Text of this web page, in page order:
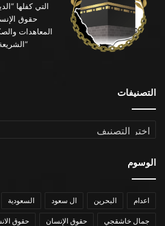
التي كفلها
حقوق
المعاهدات
التصنيفات
التصنيفات
الوسوم
اعدام البحرين ال سعود السعودية
جمال خاشقجي حقوق الإنسان حقوق